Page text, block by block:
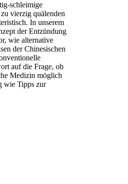
schleimige
vierzig quälenden
In unserem
der Entzündung
wie alternative
der Chinesischen
auf die Frage, ob
Medizin möglich
wie Tipps zur